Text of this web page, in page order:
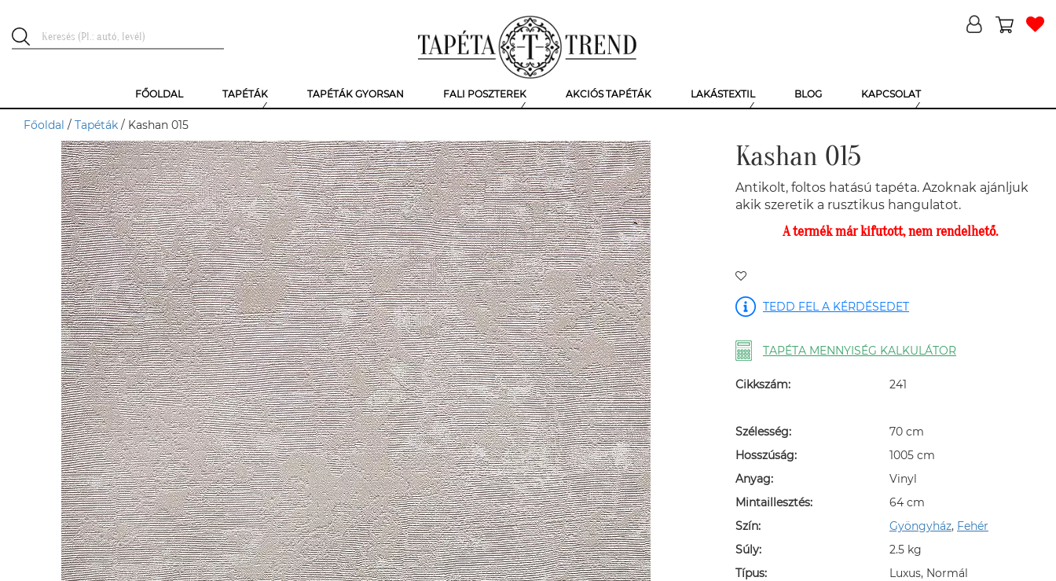
FŐOLDAL TAPÉTÁK TAPÉTÁK GYORSAN FALI POSZTEREK AKCIÓS TAPÉTÁK LAKÁSTEXTIL BLOG KAPCSOLAT
Főoldal / Tapéták / Kashan 015
Kashan 015
Antikolt, foltos hatású tapéta. Azoknak ajánljuk
akik szeretik a rusztikus hangulatot.
A termék már kifutott, nem rendelhető.
TEDD FEL A KÉRDÉSEDET
TAPÉTA MENNYISÉG KALKULÁTOR
Cikkszám: 241
Szélesség:
70 cm
Hosszúság:
1005 cm
Anyag:
Vinyl
Mintaillesztés:
64 cm
Szín:
Gyöngyház, Fehér
Súly:
2.5 kg
Típus:
Luxus, Normál